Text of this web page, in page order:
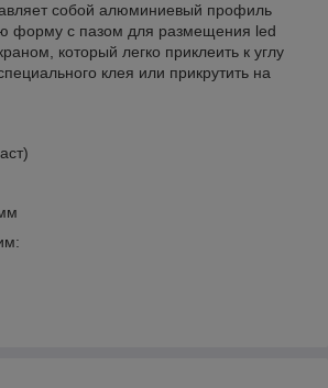
собой алюминиевый профиль
форму с пазом для размещения led
который легко приклеить к углу
клея или прикрутить на